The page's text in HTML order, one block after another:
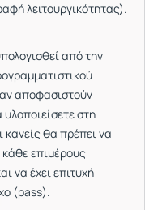
λειτουργικότητας).
από την
αποφασιστούν
στη
κανείς θα πρέπει να
κάθε επιμέρους
να έχει επιτυχή
(pass).